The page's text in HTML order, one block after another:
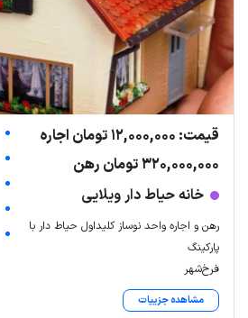
قیمت: 12,000,000 تومان اجاره
320,000,000 تومان رهن
خانه حیاط دار ویلایی
رهن و اجاره واحد نوساز کلیداول حیاط دار با
پارکینگ
فرخ‌شهر
مشاهده جزییات